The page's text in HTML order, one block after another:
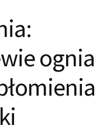
ognia